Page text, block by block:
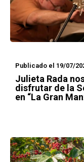
Publicado el 19/07/
Julieta Rada
disfrutar de la
en “La Gran